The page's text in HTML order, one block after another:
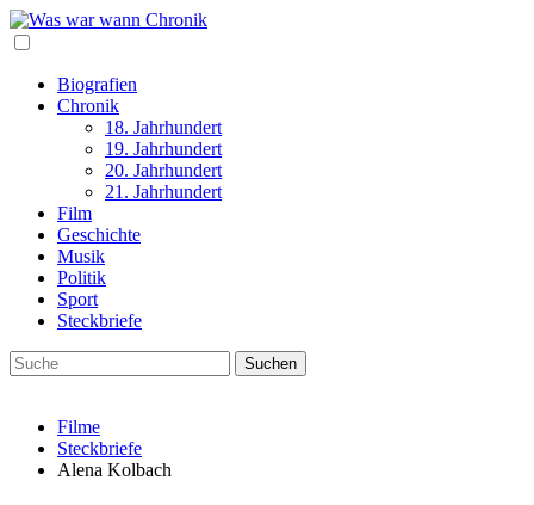
Biografien
Chronik
18. Jahrhundert
19. Jahrhundert
20. Jahrhundert
21. Jahrhundert
Film
Geschichte
Musik
Politik
Sport
Steckbriefe
Filme
Steckbriefe
Alena Kolbach